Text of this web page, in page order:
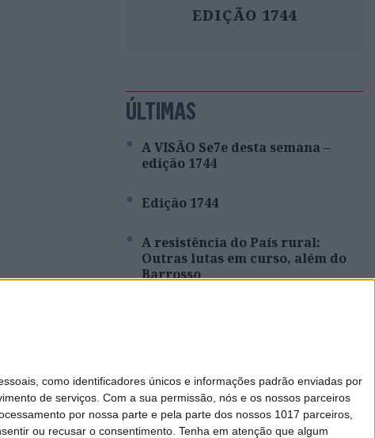
como identificadores únicos e informações padrão enviadas por
de serviços. Com a sua permissão, nós e os nossos parceiros
por nossa parte e pela parte dos nossos 1017 parceiros,
ou recusar o consentimento. Tenha em atenção que algum
EDIÇÃO 1744
ÚLTIMAS
A VISÃO Se7e desta semana –
edição 1744
Edição 1744
A resistência do País rural:
Outras lutas em curso, além do
Barrosso
Rui Tavares Guedes